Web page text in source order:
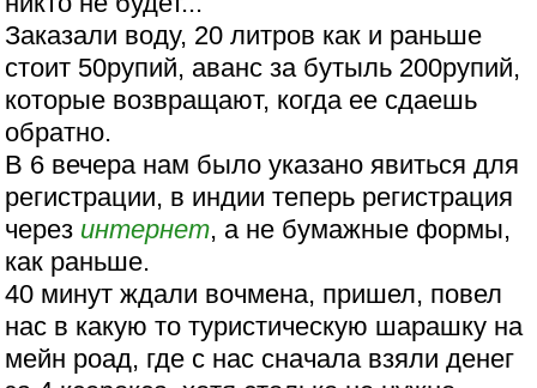
Заказали воду, 20 литров как и раньше
стоит 50рупий, аванс за бутыль 200рупий,
которые возвращают, когда ее сдаешь
обратно.
В 6 вечера нам было указано явиться для
регистрации, в индии теперь регистрация
через интернет, а не бумажные формы,
как раньше.
40 минут ждали вочмена, пришел, повел
нас в какую то туристическую шарашку на
мейн роад, где с нас сначала взяли денег